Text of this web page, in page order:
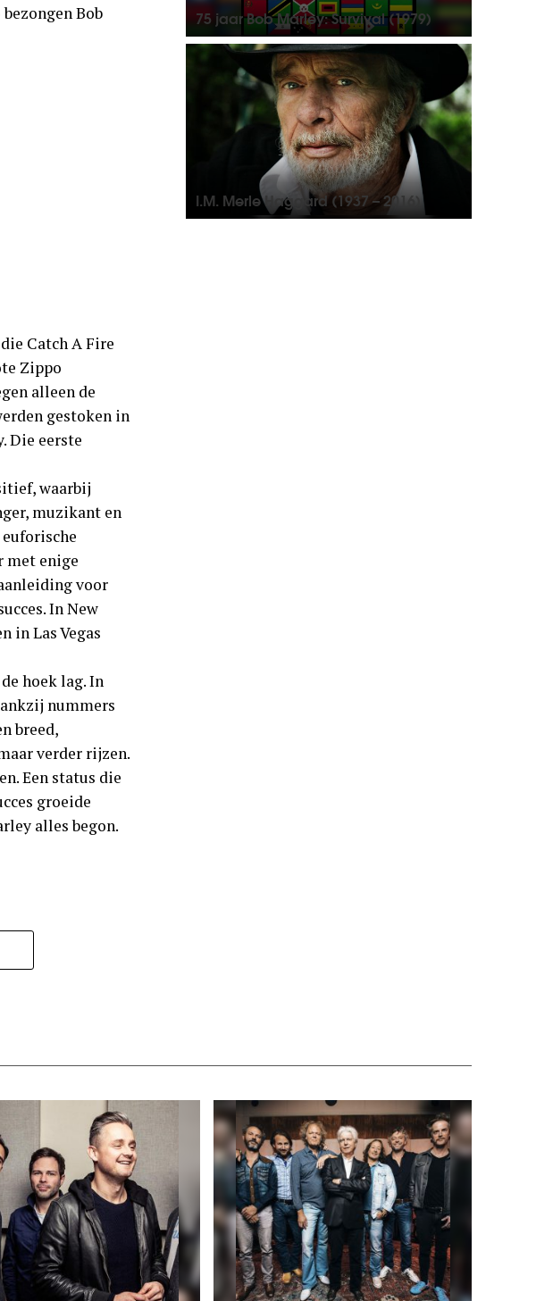
bezongen Bob
Catch A Fire
Zippo
alleen de
gestoken in
Die eerste
waarbij
muzikant en
met enige
voor
In New
in Las Vegas
hoek lag. In
nummers
breed,
verder rijzen.
Een status die
groeide
alles begon.
75 jaar Bob Marley: Survival (1979)
I.M. Merle Haggard (1937 – 2016)